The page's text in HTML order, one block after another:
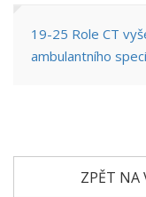
19-25 Role CT
ambulantního
ZPĚT NA